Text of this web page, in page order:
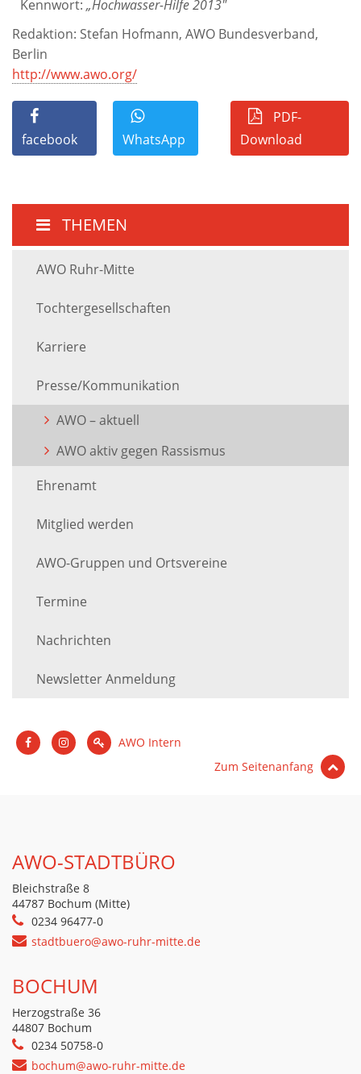
Kennwort: „Hochwasser-Hilfe 2013"
Redaktion: Stefan Hofmann, AWO Bundesverband,
Berlin
http://www.awo.org/
facebook WhatsApp
PDF-
Download
THEMEN
AWO Ruhr-Mitte
Tochtergesellschaften
Karriere
Presse/Kommunikation
AWO – aktuell
AWO aktiv gegen Rassismus
Ehrenamt
Mitglied werden
AWO-Gruppen und Ortsvereine
Termine
Nachrichten
Newsletter Anmeldung
AWO Intern
Zum Seitenanfang
AWO-STADTBÜRO
Bleichstraße 8
44787 Bochum (Mitte)
0234 96477-0
stadtbuero@awo-ruhr-mitte.de
BOCHUM
Herzogstraße 36
44807 Bochum
0234 50758-0
bochum@awo-ruhr-mitte.de